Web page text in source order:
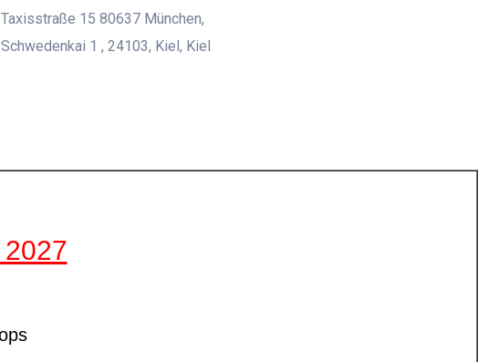
Taxisstraße 15 80637 München,
Schwedenkai 1 , 24103, Kiel, Kiel